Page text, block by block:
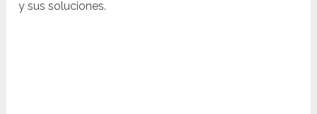
y sus soluciones.